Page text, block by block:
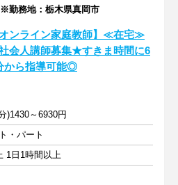
勤務地：栃木県真岡市
オンライン家庭教師】≪在宅≫
会人講師募集★すきま時間に6
から指導可能◎
)1430～6930円
・パート
1日1時間以上